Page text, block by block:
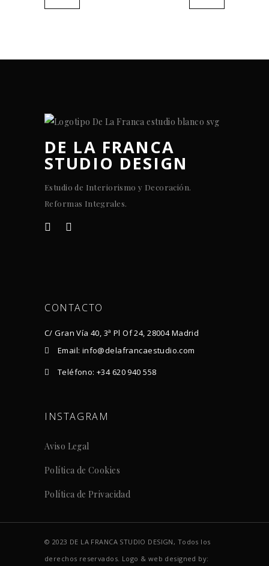
DE LA FRANCA
STUDIO DESIGN
Estudio de Interiorismo y Decoración.
Reformas Integrales.
CONTACTO
C/ Gran Vía 40, 3ª Pl Of 24, 28004 Madrid
Email: info@delafrancaestudio.com
Teléfono: +34 620 940 558
INSTAGRAM
Aviso Legal
Política de Cookies
Política de Privacidad
© 2023 DE LA FRANCA STUDIO DESIGN, Todos los
derechos reservados. Logo & web designed by: